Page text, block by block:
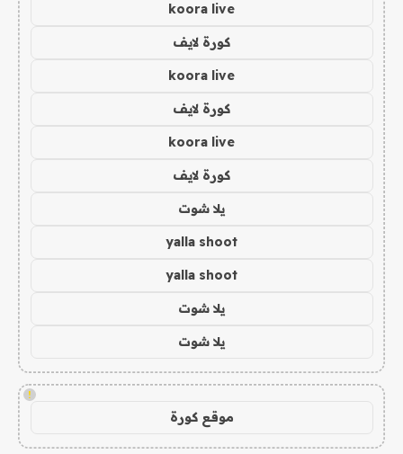
koora live
كورة لايف
koora live
كورة لايف
koora live
كورة لايف
يلا شوت
yalla shoot
yalla shoot
يلا شوت
يلا شوت
!
موقع كورة